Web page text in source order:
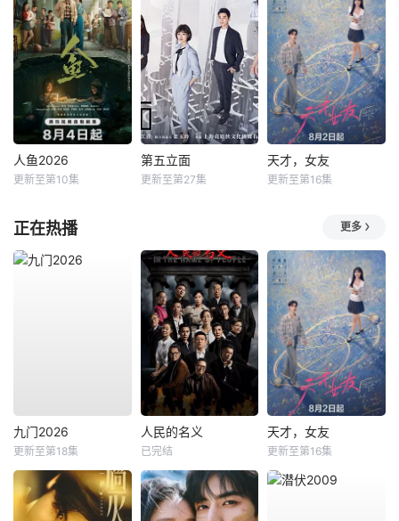
人鱼2026
更新至第10集
第五立面
更新至第27集
天才，女友
更新至第16集
正在热播 更多
九门2026
更新至第18集
人民的名义
已完结
天才，女友
更新至第16集